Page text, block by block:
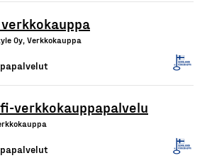
Oy, Verkkokauppa
verkkokauppapalvelu